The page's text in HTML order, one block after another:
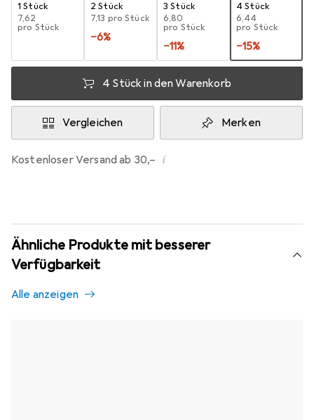
1 Stück
EUR
7,62
pro Stück
2 Stück
EUR
7,13 pro Stück
−6%
3 Stück
EUR
6,80
pro Stück
−11%
4 Stück
EUR
6,44
pro Stück
−15%
4 Stück in den Warenkorb
Vergleichen Merken
Kostenloser Versand ab 30,– i
Ähnliche Produkte mit besserer
Verfügbarkeit
Alle anzeigen